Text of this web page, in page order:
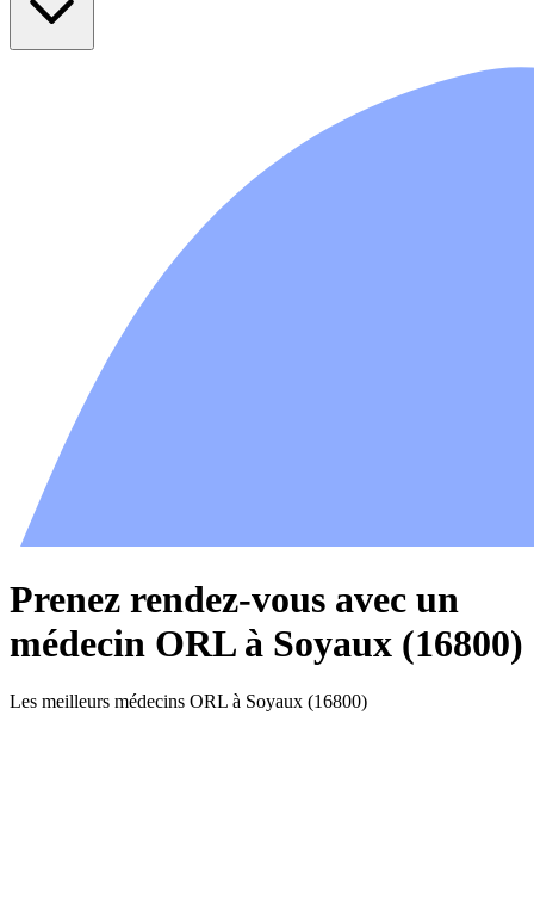
Prenez rendez-vous avec un
médecin ORL à Soyaux (16800)
Les meilleurs médecins ORL à Soyaux (16800)